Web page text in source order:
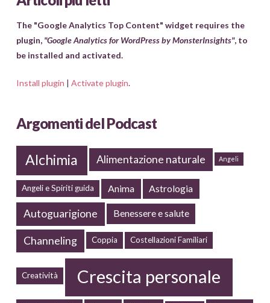
The "Google Analytics Top Content" widget requires the
plugin, "Google Analytics for WordPress by MonsterInsights", to
be installed and activated.
Install plugin | Activate plugin.
Argomenti del Podcast
Alchimia Alimentazione naturale Angeli
Angeli e Spiriti guida Anima Astrologia
Autoguarigione Benessere e salute
Channeling Coppia Costellazioni Familiari
Creatività Crescita personale